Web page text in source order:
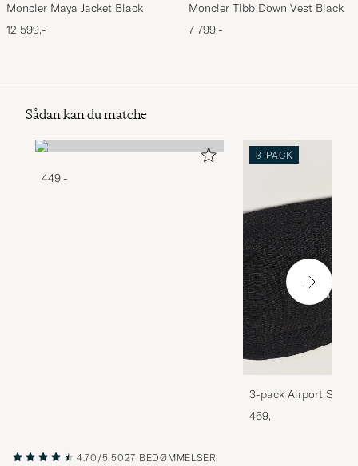
Moncler Maya Jacket Black
12 599,-
Moncler Tibb Down Vest Black
7 799,-
Sådan kan du matche
449,-
3-PACK
3-pack Airport
Melange
469,-
4.70/5 5027 BEDØMMELSER